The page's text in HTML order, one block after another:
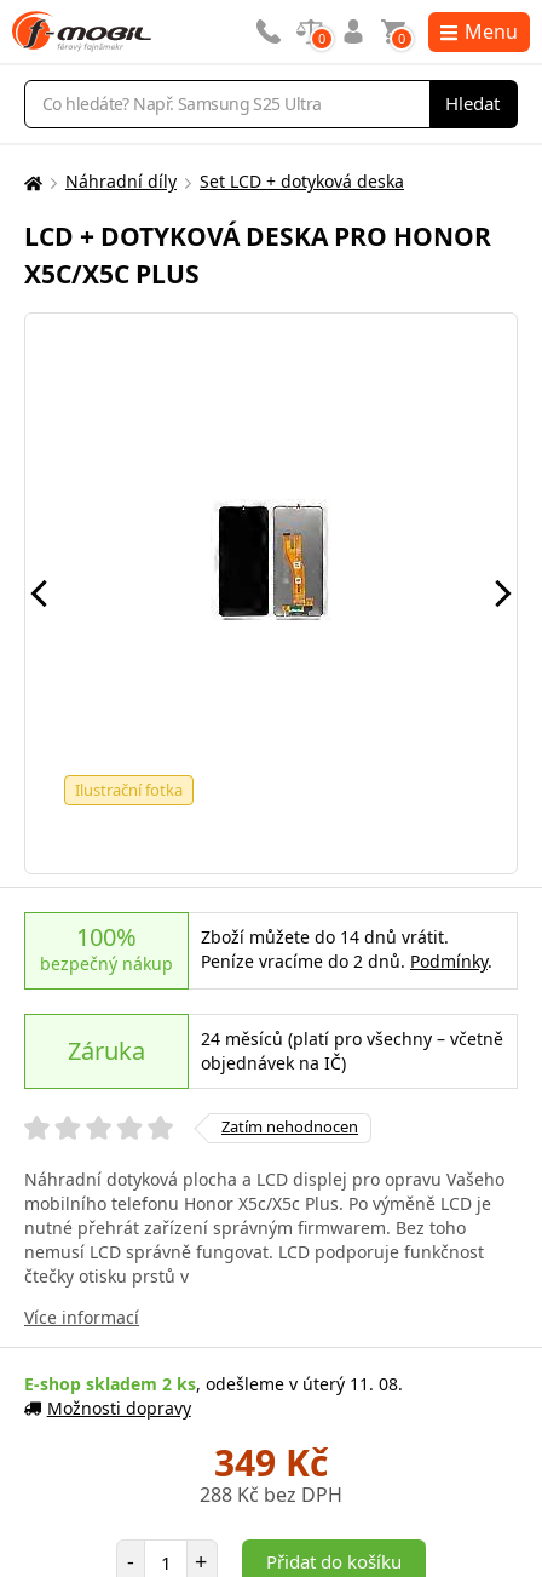
Vyhledávání
Hledat
0 0 Menu
Zde
nacházíte:
Náhradní díly Set LCD + dotyková deska
LCD + DOTYKOVÁ DESKA PRO HONOR
X5C/X5C PLUS
Ilustrační fotka
100%
bezpečný nákup
Zboží můžete do 14 dnů vrátit.
Peníze vracíme do 2 dnů. Podmínky.
Záruka
24 měsíců (platí pro všechny – včetně
objednávek na IČ)
Zatím nehodnocen
Náhradní dotyková plocha a LCD displej pro opravu Vašeho
mobilního telefonu Honor X5c/X5c Plus. Po výměně LCD je
nutné přehrát zařízení správným firmwarem. Bez toho
nemusí LCD správně fungovat. LCD podporuje funkčnost
čtečky otisku prstů v
Více informací
E-shop skladem 2 ks, odešleme v úterý 11. 08.
Možnosti dopravy
349 Kč
288 Kč bez DPH
- Počet položek
+ Přidat do košíku